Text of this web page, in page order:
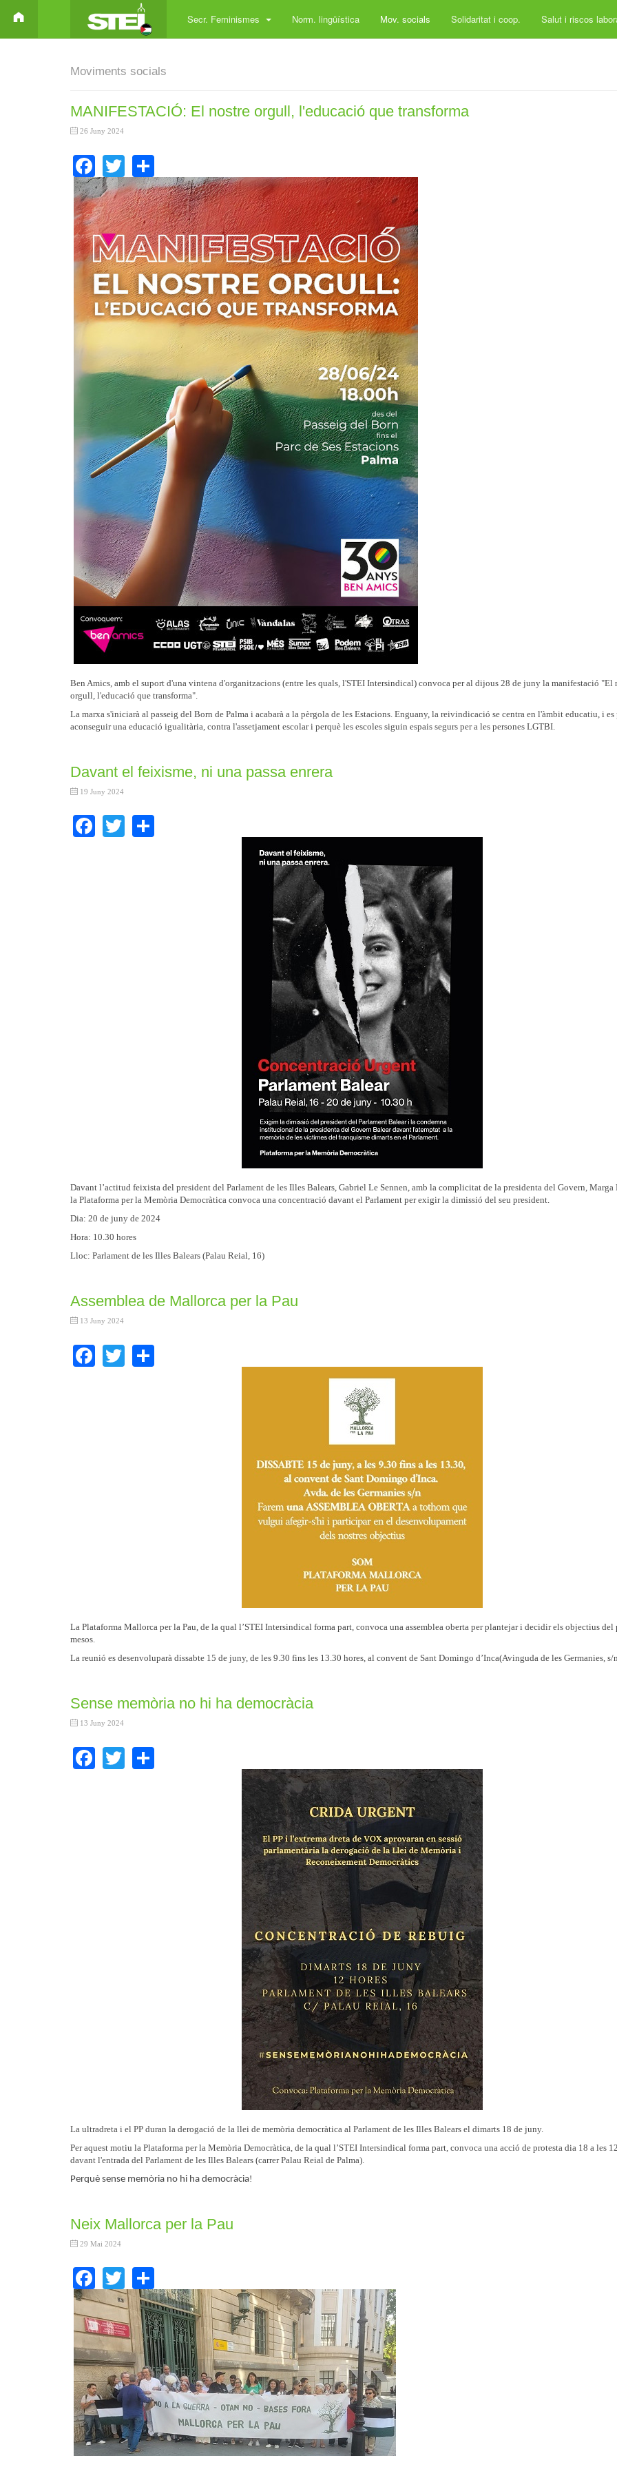
Secr. Feminismes Norm. lingüística Mov. socials Solidaritat i coop. Salut i riscos
Moviments socials
MANIFESTACIÓ: El nostre orgull, l'educació que transforma
26 Juny 2024
Facebook
Twitter
Ben Amics, amb el suport d'una vintena d'organitzacions (entre les quals, l'STEI Intersindical) convoca per al dijous 28 de juny la manifestació "El
orgull, l'educació que transforma".
La marxa s'iniciarà al passeig del Born de Palma i acabarà a la pèrgola de les Estacions. Enguany, la reivindicació se centra en l'àmbit educatiu, i es
aconseguir una educació igualitària, contra l'assetjament escolar i perquè les escoles siguin espais segurs per a les persones LGTBI.
Davant el feixisme, ni una passa enrera
19 Juny 2024
Facebook
Twitter
Davant l’actitud feixista del president del Parlament de les Illes Balears, Gabriel Le Sennen, amb la complicitat de la presidenta del Govern, Marga
la Plataforma per la Memòria Democràtica convoca una concentració davant el Parlament per exigir la dimissió del seu president.
Dia: 20 de juny de 2024
Hora: 10.30 hores
Lloc: Parlament de les Illes Balears (Palau Reial, 16)
Assemblea de Mallorca per la Pau
13 Juny 2024
Facebook
Twitter
La Plataforma Mallorca per la Pau, de la qual l’STEI Intersindical forma part, convoca una assemblea oberta per plantejar i decidir els objectius del
mesos.
La reunió es desenvoluparà dissabte 15 de juny, de les 9.30 fins les 13.30 hores, al convent de Sant Domingo d’Inca(Avinguda de les Germanies, s/
Sense memòria no hi ha democràcia
13 Juny 2024
Facebook
Twitter
La ultradreta i el PP duran la derogació de la llei de memòria democràtica al Parlament de les Illes Balears el dimarts 18 de juny.
Per aquest motiu la Plataforma per la Memòria Democràtica, de la qual l’STEI Intersindical forma part, convoca una acció de protesta dia 18 a les
davant l'entrada del Parlament de les Illes Balears (carrer Palau Reial de Palma).
Perquè sense memòria no hi ha democràcia!
Neix Mallorca per la Pau
29 Mai 2024
Facebook
Twitter